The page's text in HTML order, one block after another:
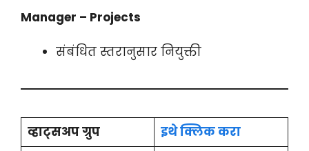
Manager – Projects
संबंधित स्तरानुसार नियुक्ती
व्हाट्सअप ग्रुप
इथे क्लिक करा